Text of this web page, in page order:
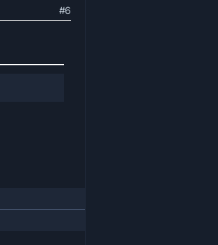
#6